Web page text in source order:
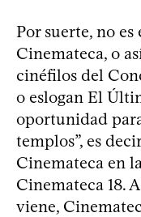
Por suerte, no
Cinemateca, o
cinéfilos del
o eslogan El
oportunidad
templos”, es
Cinemateca en
Cinemateca 18.
viene,